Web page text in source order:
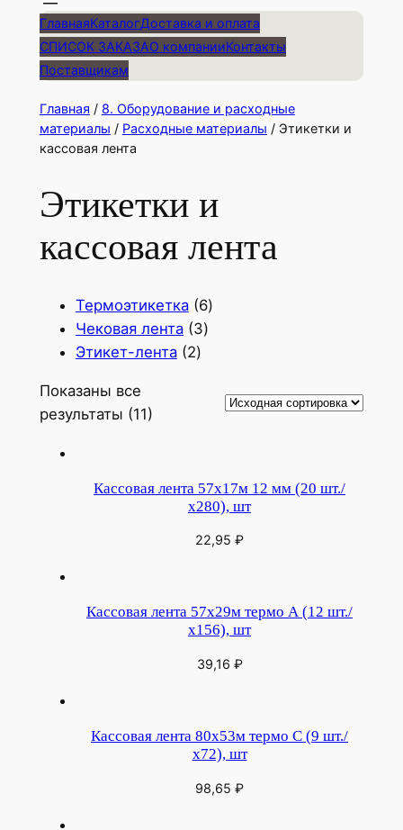
ГлавнаяКаталогДоставка и оплата
СПИСОК ЗАКАЗАО компанииКонтакты
Поставщикам
Главная / 8. Оборудование и расходные
материалы / Расходные материалы / Этикетки и
кассовая лента
Этикетки и
кассовая лента
Термоэтикетка 66
товаров
Чековая лента 33
Этикет-лента 22
Показаны все
результаты (11)
Кассовая лента 57х17м 12 мм (20 шт./
х280), шт
22,95 ₽
Кассовая лента 57х29м термо А (12 шт./
х156), шт
39,16 ₽
Кассовая лента 80х53м термо С (9 шт./
х72), шт
98,65 ₽